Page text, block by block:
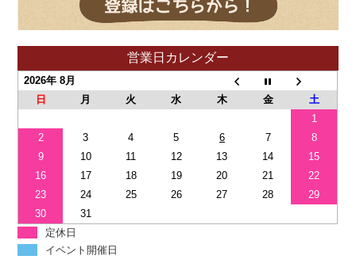
営業日カレンダー
2026年 8月
日
月 火 水 木 金
土
1
2
3 4 5 6 7
8
9
10 11 12 13 14
15
16
17 18 19 20 21
22
23
24 25 26 27 28
29
30
31
定休日
イベント開催日